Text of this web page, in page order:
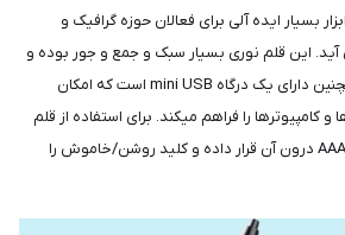
سطح و رزولوشن 4000LPI ابزار بسیار ایده آلی برای فعالان حوزه گرافیک و
این قلم نوری بسیار سبک و جمع و جور بوده و
به راحتی حمل می شود. همچنین دارای یک درگاه mini USB است که امکان
کامپیوترها را فراهم میکند. برای استفاده از قلم
نیز کافی است که یک باتری AAA درون آن قرار داده و کلید روشن/خاموش را